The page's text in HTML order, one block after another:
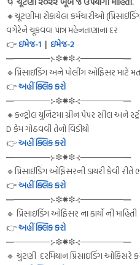
🔸ચૂંટણીમા રોકાયેલા કર્મચારીઓ
વગેરેને ચૂકવવા પાત્ર મહેનતાણાના દર
👉ઇમેજ-1 | ઇમેજ-2
━──────⊱❉✸❉⊰───────━
🔹પ્રિસાઇડિંગ અને પોલીંગ ઓફિસર માટે
👉અહીં ક્લિક કરો
━──────⊱❉✸❉⊰───────━
🔸કન્ટ્રોલ યુનિટમા ગ્રીન પેપર સીલ અને
D કેમ ગોઠવવી તેનો વિડીયો
👉અહીં ક્લિક કરો
━──────⊱❉✸❉⊰───────━
🔹પ્રિસાઈડિંગ ઓફિસરની ડાયરી કેવી
👉અહીં ક્લિક કરો
━──────⊱❉✸❉⊰───────━
🔹 પ્રિસાઇડિંગ ઓફિસર ના કાર્યો ની
👉અહીં ક્લિક કરો
━──────⊱❉✸❉⊰───────━
🔹 ચુંટણી દરમિયાન પ્રિસાઇડિંગ ઓફિસરે